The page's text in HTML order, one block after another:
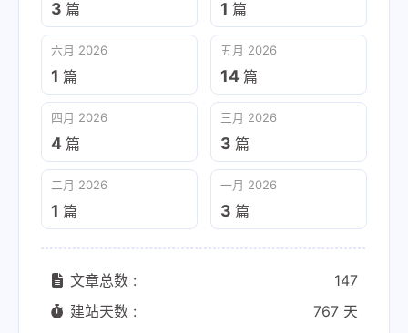
3 篇 1 篇
六月 2026
1 篇
五月 2026
14 篇
四月 2026
4 篇
三月 2026
3 篇
二月 2026
1 篇
一月 2026
3 篇
文章总数 :
147
建站天数 :
767 天